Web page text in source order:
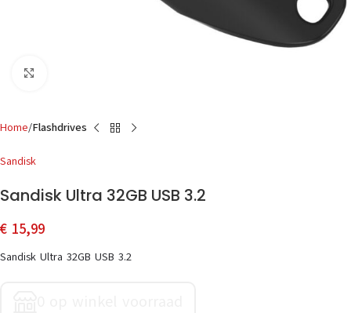
Home Flashdrives
Sandisk
Sandisk Ultra 32GB USB 3.2
€ 15,99
Sandisk Ultra 32GB USB 3.2